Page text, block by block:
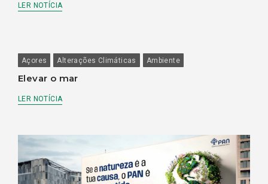
LER NOTÍCIA
Açores Alterações Climáticas Ambiente
Elevar o mar
LER NOTÍCIA